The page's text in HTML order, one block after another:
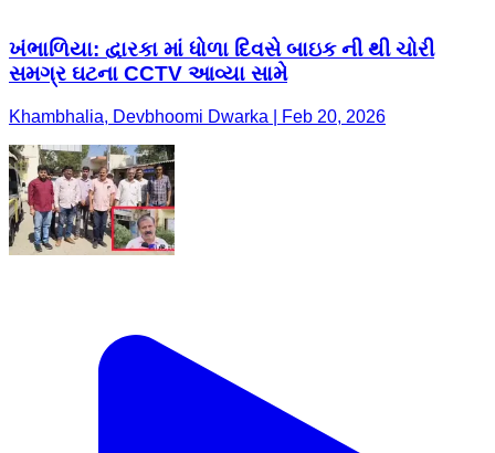
ખંભાળિયા: દ્વારકા માં ધોળા દિવસે બાઇક ની થી ચોરી
સમગ્ર ઘટના CCTV આવ્યા સામે
Khambhalia, Devbhoomi Dwarka | Feb 20, 2026